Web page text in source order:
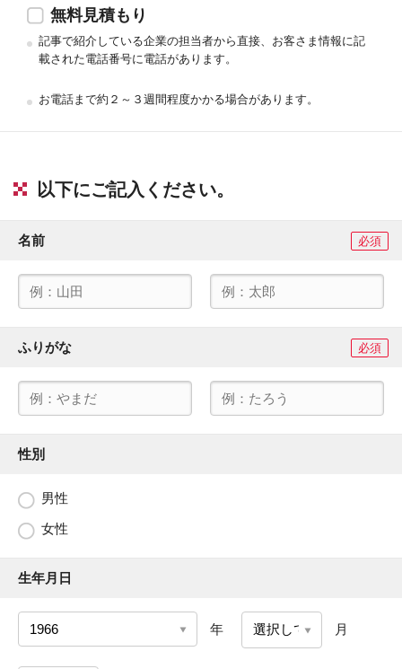
無料見積もり
記事で紹介している企業の担当者から直接、お客さま情報に記
載された電話番号に電話があります。
お電話まで約２～３週間程度かかる場合があります。
以下にご記入ください。
名前 必須
ふりがな 必須
性別
男性
女性
生年月日
年 月